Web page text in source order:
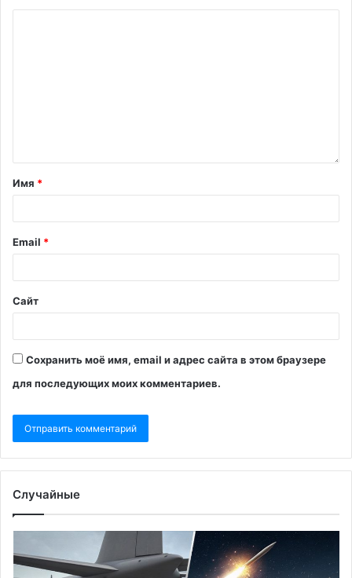
Имя *
Email *
Сайт
Сохранить моё имя, email и адрес сайта в этом браузере
для последующих моих комментариев.
Случайные
или
угроза: